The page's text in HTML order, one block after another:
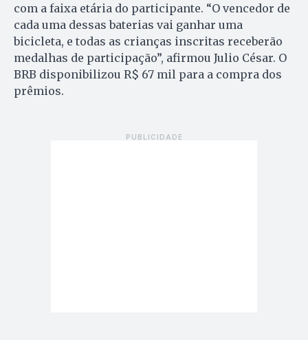
com a faixa etária do participante. “O vencedor de
cada uma dessas baterias vai ganhar uma
bicicleta, e todas as crianças inscritas receberão
medalhas de participação”, afirmou Julio César. O
BRB disponibilizou R$ 67 mil para a compra dos
prêmios.